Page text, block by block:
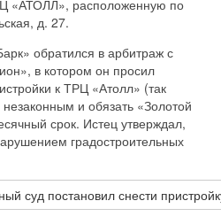
«АТОЛЛ», расположенную по
д. 27.
обратился в арбитраж с
в котором он просил
к ТРЦ «Атолл» (так
и обязать «Золотой
срок. Истец утверждал,
градостроительных
суд постановил снести